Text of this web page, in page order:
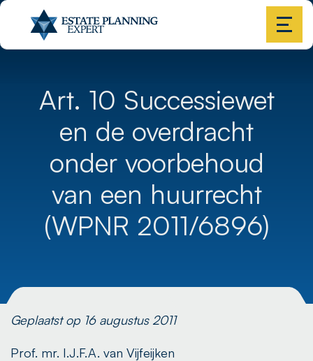
Art. 10 Successiewet
en de overdracht
onder voorbehoud
van een huurrecht
(WPNR 2011/6896)
Geplaatst op 16 augustus 2011
Prof. mr. I.J.F.A. van Vijfeijken